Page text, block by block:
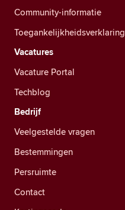
Community-informatie
Toegankelijkheidsverklaring
Vacatures
Vacature Portal
Techblog
Bedrijf
Veelgestelde vragen
Bestemmingen
Persruimte
Contact